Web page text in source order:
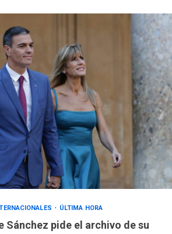
ÚLTIMA HORA
Sánchez pide el archivo de su